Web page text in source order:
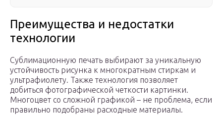
Преимущества и недостатки
технологии
Сублимационную печать выбирают за уникальную
устойчивость рисунка к многократным стиркам и
ультрафиолету. Также технология позволяет
добиться фотографической четкости картинки.
Многоцвет со сложной графикой – не проблема, если
правильно подобраны расходные материалы.